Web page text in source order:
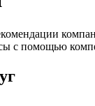
с помощью